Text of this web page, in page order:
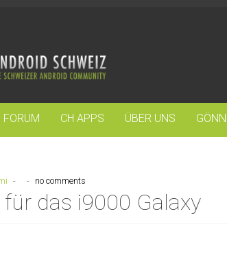
FORUM CH APPS ÜBER UNS
- - no comments
für das i9000 Galaxy